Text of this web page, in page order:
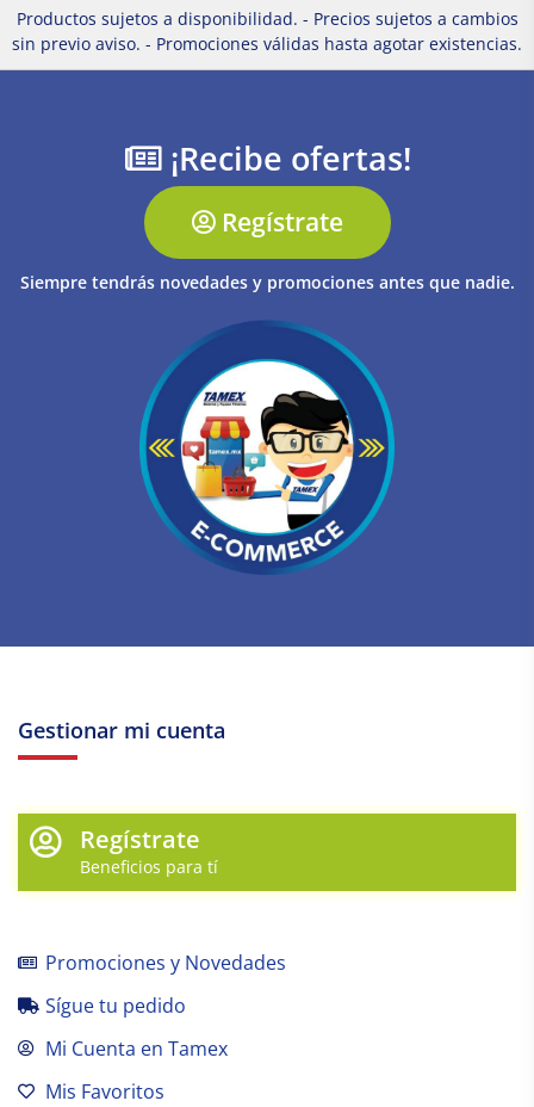
Productos sujetos a disponibilidad. - Precios sujetos a cambios
sin previo aviso. - Promociones válidas hasta agotar existencias.
¡Recibe ofertas!
Regístrate
Siempre tendrás novedades y promociones antes que nadie.
Gestionar mi cuenta
Regístrate
Beneficios para tí
Promociones y Novedades
Sígue tu pedido
Mi Cuenta en Tamex
Mis Favoritos